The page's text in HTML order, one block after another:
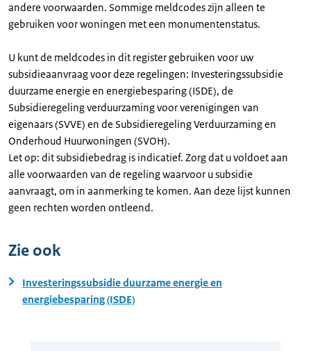
andere voorwaarden. Sommige meldcodes zijn alleen te
gebruiken voor woningen met een monumentenstatus.
U kunt de meldcodes in dit register gebruiken voor uw
subsidieaanvraag voor deze regelingen: Investeringssubsidie
duurzame energie en energiebesparing (ISDE), de
Subsidieregeling verduurzaming voor verenigingen van
eigenaars (SVVE) en de Subsidieregeling Verduurzaming en
Onderhoud Huurwoningen (SVOH).
Let op: dit subsidiebedrag is indicatief. Zorg dat u voldoet aan
alle voorwaarden van de regeling waarvoor u subsidie
aanvraagt, om in aanmerking te komen. Aan deze lijst kunnen
geen rechten worden ontleend.
Zie ook
Investeringssubsidie duurzame energie en
energiebesparing (ISDE)